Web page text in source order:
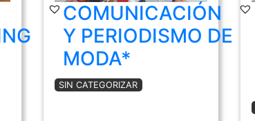
COMUNICACIÓN
Y PERIODISMO DE
MODA*
SIN CATEGORIZAR